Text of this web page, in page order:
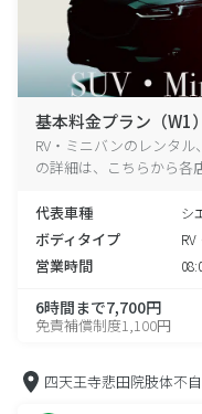
基本料金プラン（W1）
RV・ミニバンのレンタ
の詳細は、こちらから各
代表車種 シ
ボディタイプ
営業時間
6時間まで7,700円
免責補償制度1,100円
四天王寺悲田院肢体不